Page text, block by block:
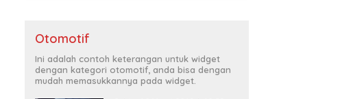
Otomotif
Ini adalah contoh keterangan untuk widget
dengan kategori otomotif, anda bisa dengan
mudah memasukkannya pada widget.